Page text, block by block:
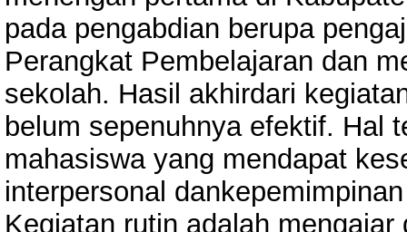
pada pengabdian berupa
Perangkat Pembelajaran dan
sekolah. Hasil akhirdari
belum sepenuhnya efektif. Hal
mahasiswa yang mendapat
interpersonal
Kegiatan rutin adalah